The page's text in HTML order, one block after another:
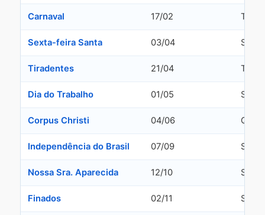
Carnaval 17/02
Sexta-feira Santa 03/04
Tiradentes 21/04
Dia do Trabalho 01/05
Corpus Christi 04/06
Independência do Brasil 07/09
Nossa Sra. Aparecida 12/10
Finados 02/11